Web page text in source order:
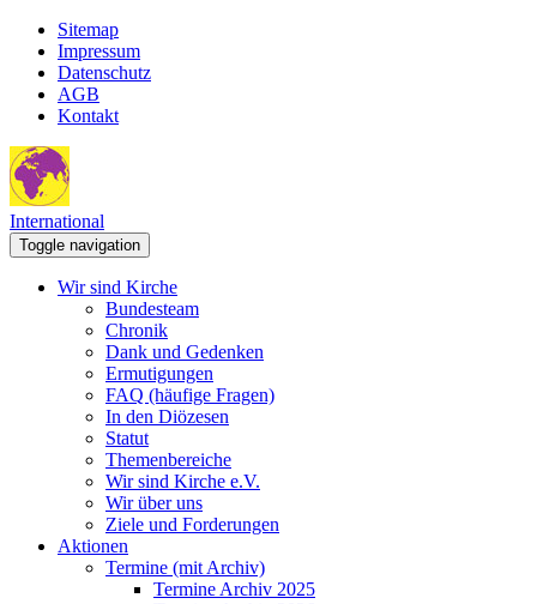
Sitemap
Impressum
Datenschutz
AGB
Kontakt
International
Toggle navigation
Wir sind Kirche
Bundesteam
Chronik
Dank und Gedenken
Ermutigungen
FAQ (häufige Fragen)
In den Diözesen
Statut
Themenbereiche
Wir sind Kirche e.V.
Wir über uns
Ziele und Forderungen
Aktionen
Termine (mit Archiv)
Termine Archiv 2025